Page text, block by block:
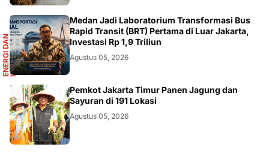
E
N
E
R
G
I
D
A
N
I
N
F
R
A
S
T
R
U
K
T
UR
Medan Jadi Laboratorium Transformasi Bus
Rapid Transit (BRT) Pertama di Luar Jakarta,
Investasi Rp 1,9 Triliun
Agustus 05, 2026
AKURATNEWS
Pemkot Jakarta Timur Panen Jagung dan
Sayuran di 191 Lokasi
Agustus 05, 2026